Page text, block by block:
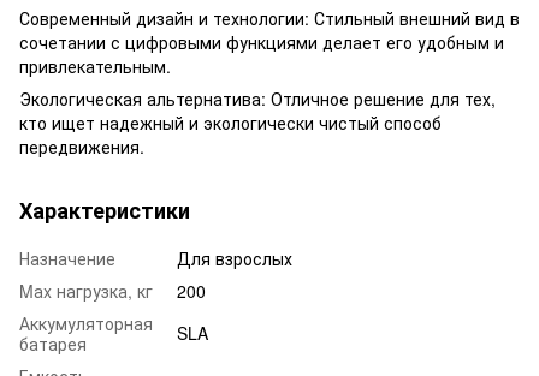
Современный дизайн и технологии: Стильный внешний вид в
сочетании с цифровыми функциями делает его удобным и
привлекательным.
Экологическая альтернатива: Отличное решение для тех,
кто ищет надежный и экологически чистый способ
передвижения.
Характеристики
Назначение
Для взрослых
Mаx нагрузка, кг
200
Аккумуляторная
батарея
SLA